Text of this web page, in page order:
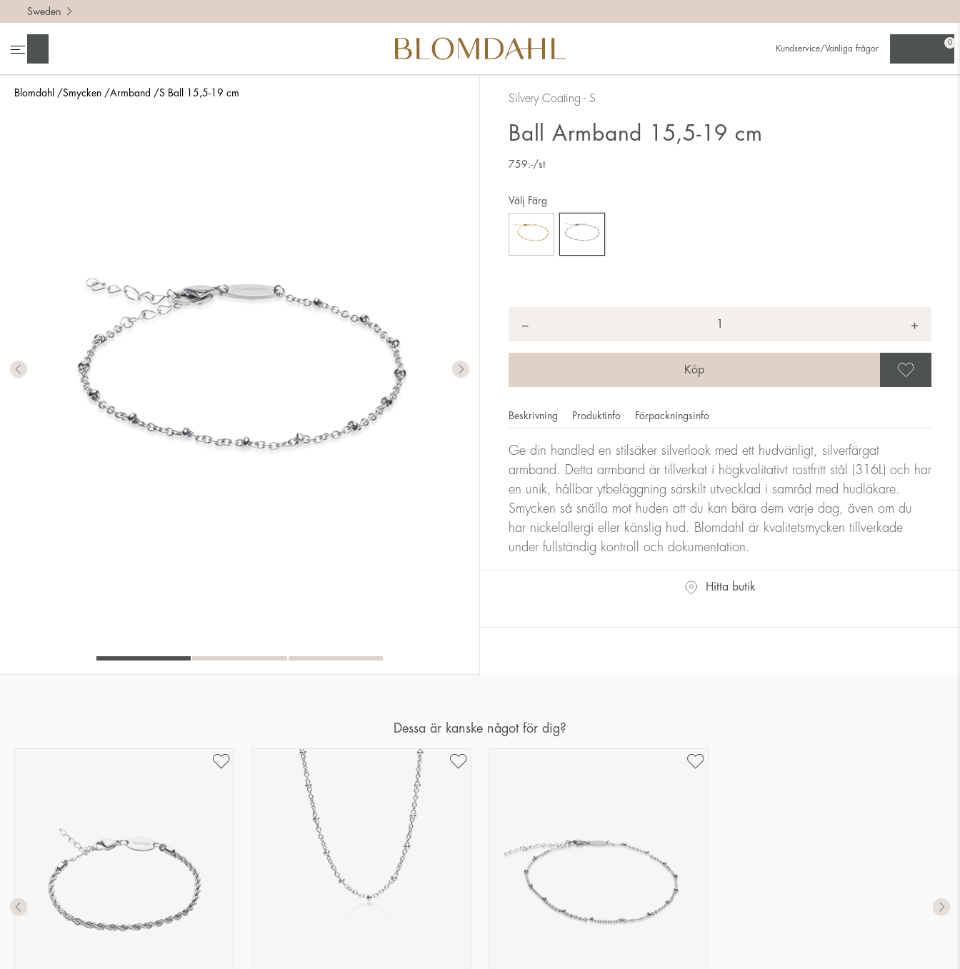
Blomdahl Smycken Armband S Ball 15,5-19 cm
Sweden
Kundservice/Vanliga frågor
0
Silvery Coating - S
Ball Armband 15,5-19 cm
759:-/st
Välj Färg
− +
Beskrivning Produktinfo Förpackningsinfo
Ge din handled en stilsäker silverlook med ett hudvänligt, silverfärgat
armband. Detta armband är tillverkat i högkvalitativt rostfritt stål (316L) och har
en unik, hållbar ytbeläggning särskilt utvecklad i samråd med hudläkare.
Smycken så snälla mot huden att du kan bära dem varje dag, även om du
har nickelallergi eller känslig hud. Blomdahl är kvalitetsmycken tillverkade
under fullständig kontroll och dokumentation.
Hitta butik
Dessa är kanske något för dig?